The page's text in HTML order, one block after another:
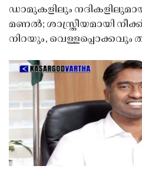
ഡാമുകളിലും
മണൽ; ശാസ്ത്രീയമായി
നിറയും, വെള്ളപ്പൊക്കവും